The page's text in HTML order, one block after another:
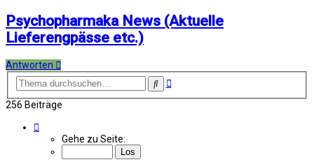
Psychopharmaka News (Aktuelle
Lieferengpässe etc.)
Antworten
SucheErweiterte
256 Beiträge
Gehe zu Seite: